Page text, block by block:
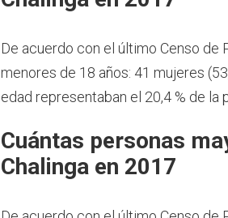
De acuerdo con el último Censo de
menores de 18 años: 41 mujeres
edad representaban el 20,4 % de la
Cuántas personas
Chalinga en 2017